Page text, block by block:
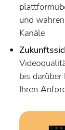
und
Kanäle
bis
Ihren